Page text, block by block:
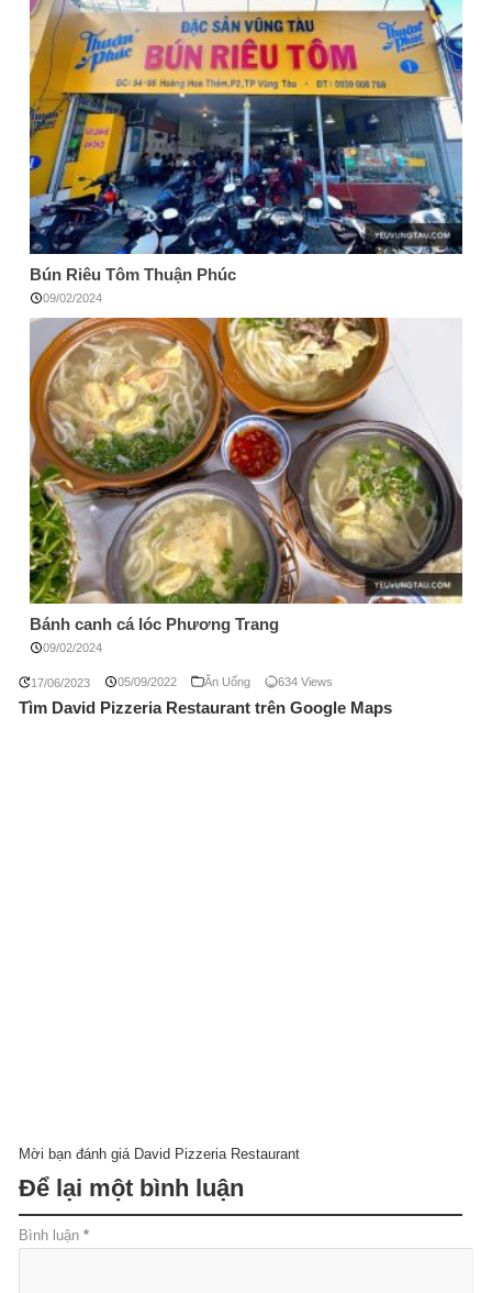
Bún Riêu Tôm Thuận Phúc
09/02/2024
Bánh canh cá lóc Phương Trang
09/02/2024
17/06/2023 05/09/2022 Ăn Uống 634 Views
Tìm David Pizzeria Restaurant trên Google Maps
Mời bạn đánh giá David Pizzeria Restaurant
Để lại một bình luận
Bình luận*